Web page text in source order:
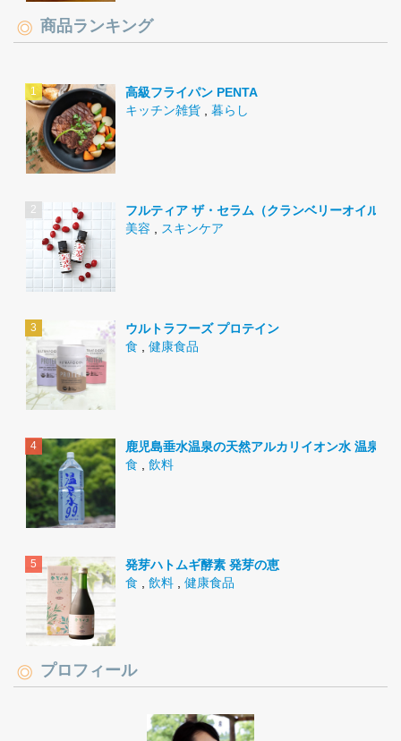
商品ランキング
高級フライパン PENTA
キッチン雑貨
暮らし
フルティア ザ・セラム（クランベリーオイル）
美容
スキンケア
ウルトラフーズ プロテイン
食
健康食品
鹿児島垂水温泉の天然アルカリイオン水 温泉水
食
飲料
発芽ハトムギ酵素 発芽の恵
食
飲料 健康食品
プロフィール